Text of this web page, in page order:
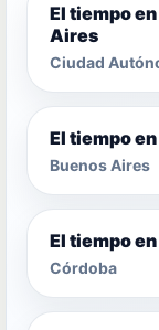
El tiempo
Aires
Ciudad
El tiempo
Buenos Aires
El tiempo
Córdoba